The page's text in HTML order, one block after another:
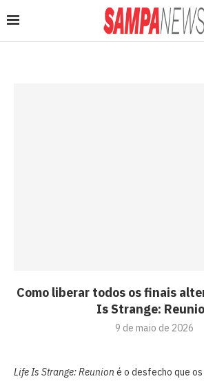
Como liberar todos os finais
Is Strange:
9 de maio de 2026
Life Is Strange: Reunion é o desfecho que